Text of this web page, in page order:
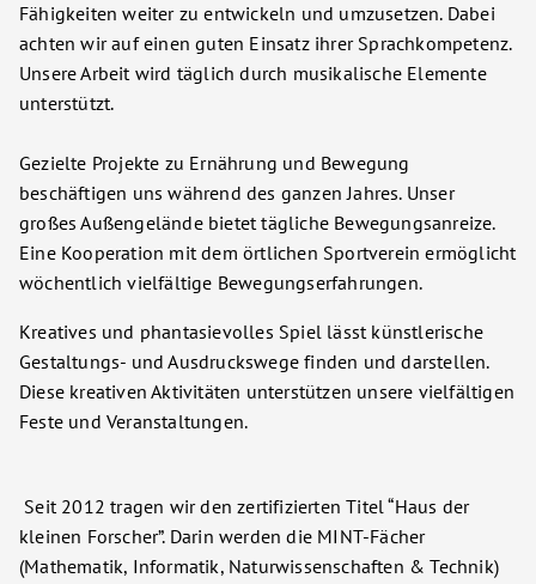
Fähigkeiten weiter zu entwickeln und umzusetzen. Dabei
achten wir auf einen guten Einsatz ihrer Sprachkompetenz.
Unsere Arbeit wird täglich durch musikalische Elemente
unterstützt.
Gezielte Projekte zu Ernährung und Bewegung
beschäftigen uns während des ganzen Jahres. Unser
großes Außengelände bietet tägliche Bewegungsanreize.
Eine Kooperation mit dem örtlichen Sportverein ermöglicht
wöchentlich vielfältige Bewegungserfahrungen.
Kreatives und phantasievolles Spiel lässt künstlerische
Gestaltungs- und Ausdruckswege finden und darstellen.
Diese kreativen Aktivitäten unterstützen unsere vielfältigen
Feste und Veranstaltungen.
Seit 2012 tragen wir den zertifizierten Titel “Haus der
kleinen Forscher”. Darin werden die MINT-Fächer
(Mathematik, Informatik, Naturwissenschaften & Technik)